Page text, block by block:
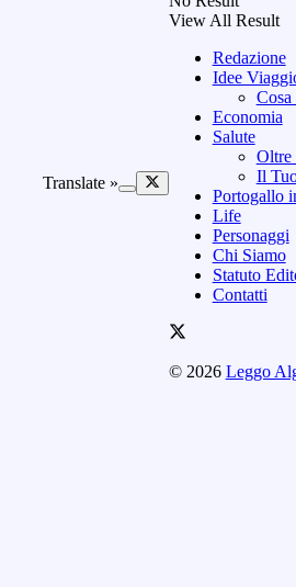
Translate »
View All Result
Redazione
Idee
Economia
Salute
Oltre
Il
Portogallo
Life
Personaggi
Chi Siamo
Statuto
Contatti
© 2026 Leggo